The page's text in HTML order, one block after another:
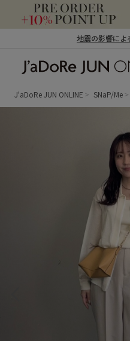
地震の影響によ
ン オンライン）
J'aDoRe JUN ONLINE SNaP/Me